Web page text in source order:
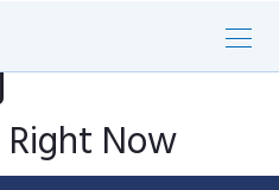
Now